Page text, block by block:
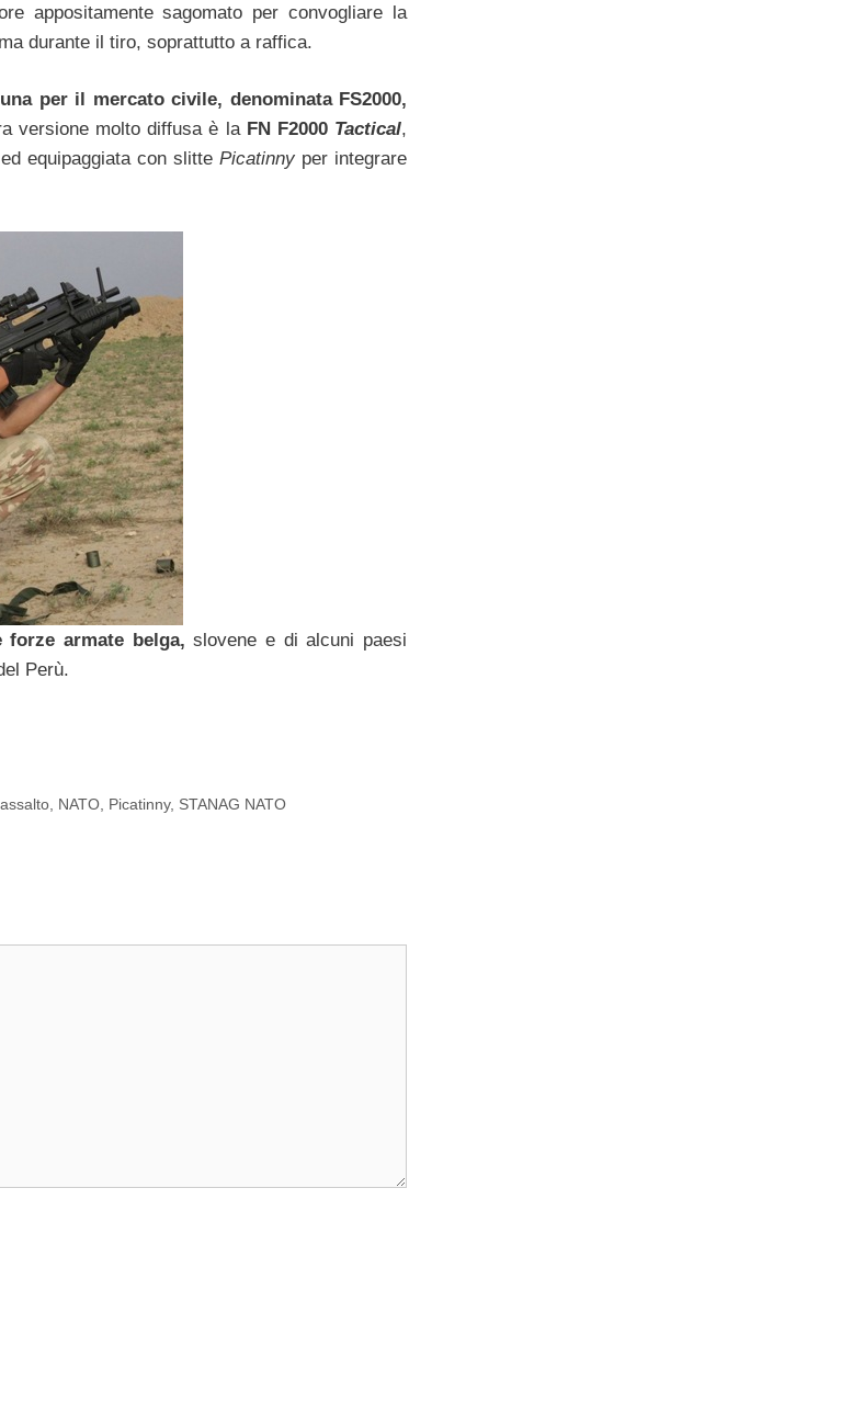
appositamente sagomato per convogliare la
durante il tiro, soprattutto a raffica.
per il mercato civile, denominata FS2000,
versione molto diffusa è la FN F2000Tactical,
equipaggiata con slittePicatinny per integrare
forze armate belga, slovene e di alcuni paesi
Perù.
NATO Picatinny, STANAG NATO